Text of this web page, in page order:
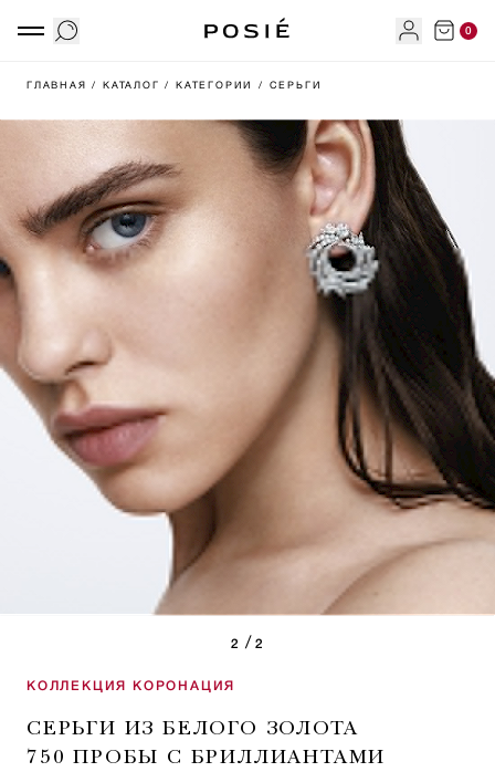
0
ГЛАВНАЯ/ КАТАЛОГ/ КАТЕГОРИИ/ СЕРЬГИ
2 / 2
КОЛЛЕКЦИЯ КОРОНАЦИЯ
СЕРЬГИ ИЗ БЕЛОГО ЗОЛОТА
750 ПРОБЫ С БРИЛЛИАНТАМИ